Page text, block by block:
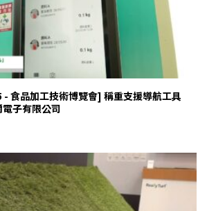
- 食品加工技術博覽會] 稱重支援導航工具
子有限公司